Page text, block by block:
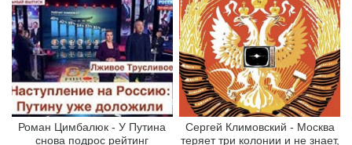
Роман Цимбалюк - У Путина
снова подрос рейтинг
Сергей Климовский - Москва
теряет три колонии и не знает,